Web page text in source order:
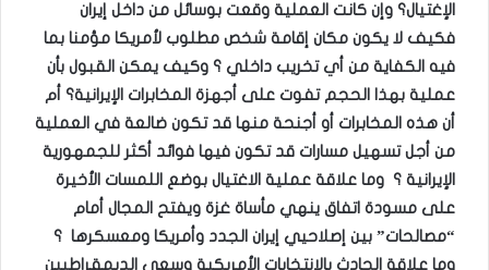
الإغتيال؟ وإن كانت العملية وقعت بوسائل من داخل إيران
فكيف لا يكون مكان إقامة شخص مطلوب لأمريكا مؤمنا بما
فيه الكفاية من أي تخريب داخلي ؟ وكيف يمكن القبول بأن
عملية بهذا الحجم تفوت على أجهزة المخابرات الإيرانية؟ أم
أن هذه المخابرات أو أجنحة منها قد تكون ضالعة في العملية
من أجل تسهيل مسارات قد تكون فيها فوائد أكثر للجمهورية
الإيرانية ؟ وما علاقة عملية الاغتيال بوضع اللمسات الأخيرة
على مسودة اتفاق ينهي مأساة غزة ويفتح المجال أمام
“مصالحات” بين إصلاحيي إيران الجدد وأمريكا ومعسكرها ؟
وما علاقة الحادث بالإنتخابات الأمريكية وسعي الديمقراطيبن